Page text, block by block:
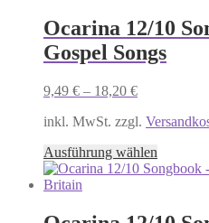
Ocarina 12/10
Gospel Songs
9,49 € – 18,20 €
inkl. MwSt. zzgl.
Ausführung wählen
Produkt
Varianten